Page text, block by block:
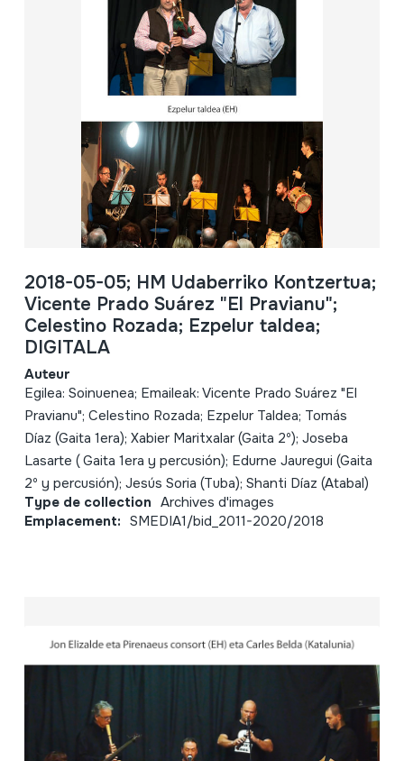
2018-05-05; HM Udaberriko Kontzertua;
Vicente Prado Suárez "El Pravianu";
Celestino Rozada; Ezpelur taldea;
DIGITALA
Auteur
Egilea: Soinuenea; Emaileak: Vicente Prado Suárez "El
Pravianu"; Celestino Rozada; Ezpelur Taldea; Tomás
Díaz (Gaita 1era); Xabier Maritxalar (Gaita 2º); Joseba
Lasarte ( Gaita 1era y percusión); Edurne Jauregui (Gaita
2º y percusión); Jesús Soria (Tuba); Shanti Díaz (Atabal)
Type de collection Archives d'images
Emplacement: SMEDIA1/bid_2011-2020/2018